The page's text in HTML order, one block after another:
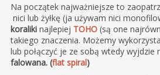
Na początek najważniejsze to
nici lub żyłkę (ja używam nici
koralikinajlepiej TOHO(są one
takiego znaczenia. Możemy
lub połączyć je ze sobą wtedy wyjdzie
falowana. (flat spiral)